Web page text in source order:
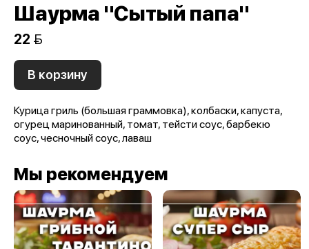
Шаурма "Сытый папа"
22 
В корзину
Курица гриль (большая граммовка), колбаски, капуста,
огурец маринованный, томат, тейсти соус, барбекю
соус, чесночный соус, лаваш
Мы рекомендуем